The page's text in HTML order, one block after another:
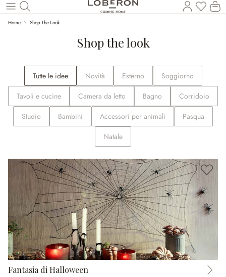
Torna al contenuto principale
Hai 0Il
Home Shop-The-Look
Shop the look
Tutte le idee Novità Esterno
Soggiorno
Tavoli e cucine
Camera da letto Bagno
Corridoio
Studio
Bambini Accessori per animali
Pasqua
Natale
Fantasia di Halloween